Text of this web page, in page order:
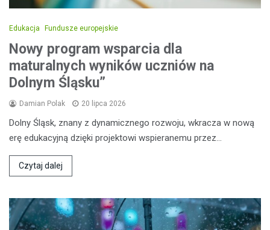
Edukacja Fundusze europejskie
Nowy program wsparcia dla
maturalnych wyników uczniów na
Dolnym Śląsku”
Damian Polak 20 lipca 2026
Dolny Śląsk, znany z dynamicznego rozwoju, wkracza w nową
erę edukacyjną dzięki projektowi wspieranemu przez…
Czytaj dalej